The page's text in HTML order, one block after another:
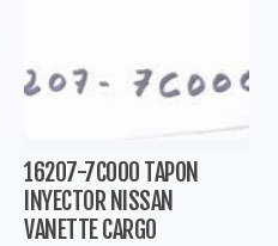
16207-7C000 TAPON
INYECTOR NISSAN
VANETTE CARGO